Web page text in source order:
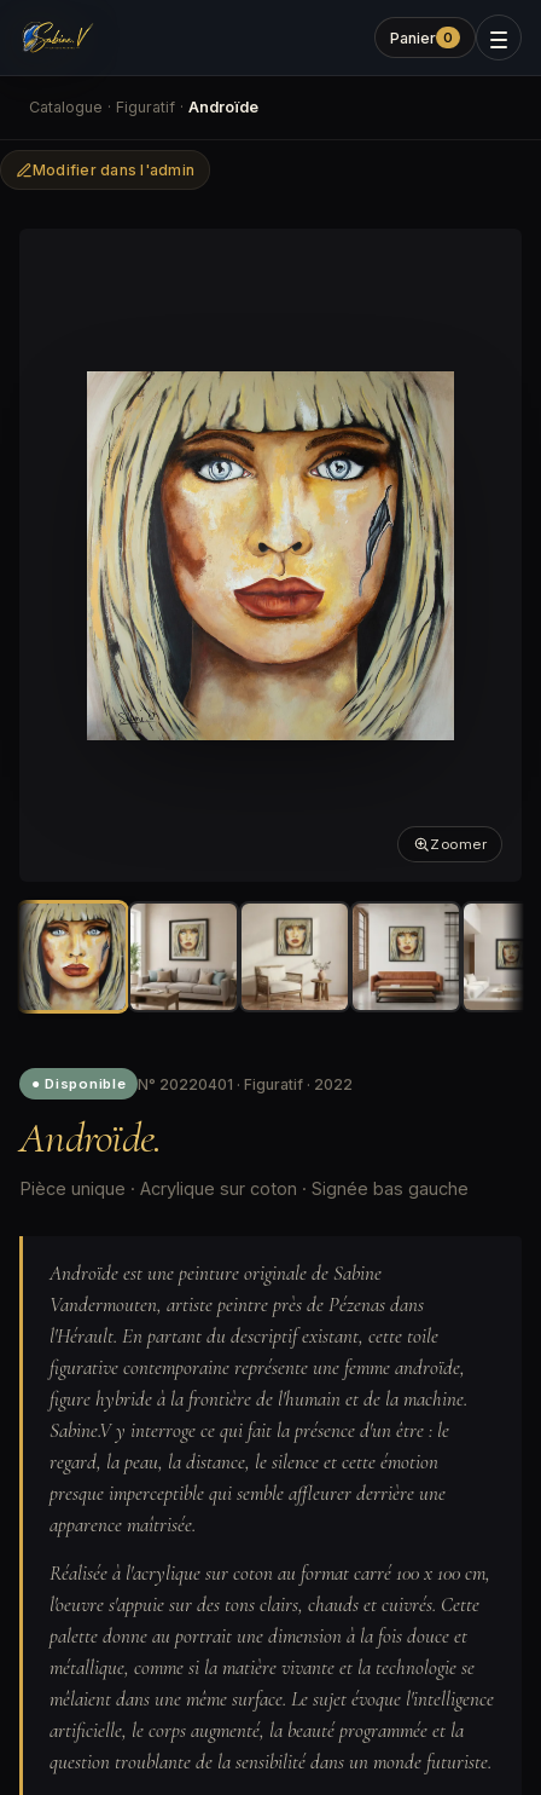
Panier 0
Catalogue · Figuratif · Androïde
Modifier dans l'admin
Zoomer
● Disponible N° 20220401 · Figuratif · 2022
Androïde.
Pièce unique · Acrylique sur coton · Signée bas gauche
Androïde est une peinture originale de Sabine
Vandermouten, artiste peintre près de Pézenas dans
l'Hérault. En partant du descriptif existant, cette toile
figurative contemporaine représente une femme androïde,
figure hybride à la frontière de l'humain et de la machine.
Sabine.V y interroge ce qui fait la présence d'un être : le
regard, la peau, la distance, le silence et cette émotion
presque imperceptible qui semble affleurer derrière une
apparence maîtrisée.
Réalisée à l'acrylique sur coton au format carré 100 x 100 cm,
l'oeuvre s'appuie sur des tons clairs, chauds et cuivrés. Cette
palette donne au portrait une dimension à la fois douce et
métallique, comme si la matière vivante et la technologie se
mêlaient dans une même surface. Le sujet évoque l'intelligence
artificielle, le corps augmenté, la beauté programmée et la
question troublante de la sensibilité dans un monde futuriste.